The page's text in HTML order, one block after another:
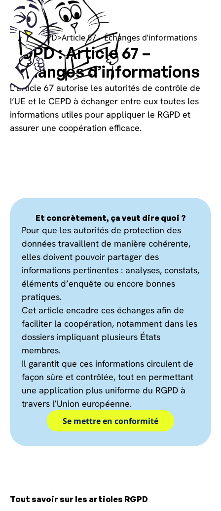
Choisissez vos cookies, sans les calories !
Article RGPD>Article 67 – Échanges d’informations
RGPD : Article 67 –
Échanges d’informations
L’article 67 autorise les autorités de contrôle de
l’UE et le CEPD à échanger entre eux toutes les
informations utiles pour appliquer le RGPD et
assurer une coopération efficace.
Et concrètement, ça veut dire quoi ?
Pour que les autorités de protection des
données travaillent de manière cohérente,
elles doivent pouvoir partager des
informations pertinentes : analyses, constats,
éléments d’enquête ou encore bonnes
pratiques.
Cet article encadre ces échanges afin de
faciliter la coopération, notamment dans les
dossiers impliquant plusieurs États
membres.
Il garantit que ces informations circulent de
façon sûre et contrôlée, tout en permettant
une application plus uniforme du RGPD à
travers l’Union européenne.
Se mettre en conformité
Tout savoir sur les articles RGPD